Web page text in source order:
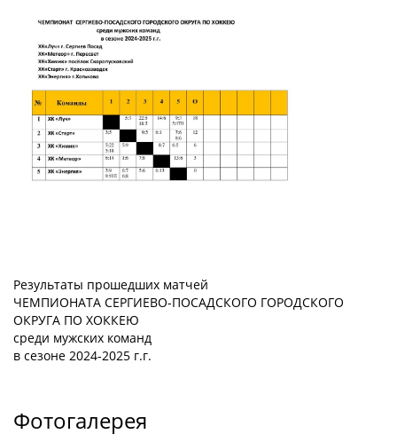
Результаты прошедших матчей
ЧЕМПИОНАТА СЕРГИЕВО-ПОСАДСКОГО ГОРОДСКОГО
ОКРУГА ПО ХОККЕЮ
среди мужских команд
в сезоне 2024-2025 г.г.
Фотогалерея